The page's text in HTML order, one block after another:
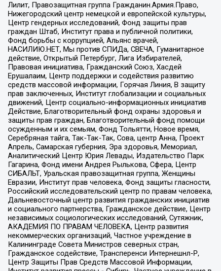
Лилит, Правозащитная группа Гражданин.Армия.Право,
Нижегородский центр немецкой и европейской культуры,
Центр гендерных исследований, Фонд защиты прав
граждан Штаб, Институт права и публичной политики,
Фонд борьбы с коррупцией, Альянс врачей,
НАСИЛИЮ.НЕТ, Мы против СПИДа, СВЕЧА, Гуманитарное
действие, Открытый Петербург, Лига Избирателей,
Правовая инициатива, Гражданский Союз, Хасдей
Ерушалаим, Центр поддержки и содействия развитию
средств массовой информации, Горячая Линия, В защиту
прав заключенных, Институт глобализации и социальных
движений, Центр социально-информационных инициатив
Действие, Благотворительный фонд охраны здоровья и
защиты прав граждан, Благотворительный фонд помощи
осужденным и их семьям, Фонд Тольятти, Новое время,
Серебряная тайга, Так-Так-Так, Сова, центр Анна, Проект
Апрель, Самарская губерния, Эра здоровья, Мемориал,
Аналитический Центр Юрия Левады, Издательство Парк
Гагарина, Фонд имени Андрея Рылькова, Сфера, Центр
СИБАЛЬТ, Уральская правозащитная группа, Женщины
Евразии, Институт прав человека, Фонд защиты гласности,
Российский исследовательский центр по правам человека,
Дальневосточный центр развития гражданских инициатив
и социального партнерства, Гражданское действие, Центр
независимых социологических исследований, Сутяжник,
АКАДЕМИЯ ПО ПРАВАМ ЧЕЛОВЕКА, Центр развития
некоммерческих организаций, Частное учреждение в
Калининграде Совета Министров северных стран,
Гражданское содействие, Трансперенси Интернешнл-Р,
Центр Защиты Прав Средств Массовой Информации,